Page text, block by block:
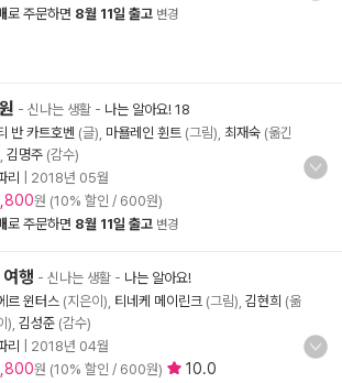
로 주문하면 8월 11일 출고 변경
- 신나는 생활 - 나는 알아요! 18
반 카트호벤 (글), 마욜레인 휜트 (그림), 최재숙 (옮긴
김명주 (감수)
리
2018년 05월
원 (10% 할인 / 600원)
로 주문하면 8월 11일 출고 변경
행 - 신나는 생활 - 나는 알아요!
르 윈터스 (지은이), 티네케 메이린크 (그림), 김현희 (옮
), 김성준 (감수)
리
2018년 04월
원 (10% 할인 / 600원) 10.0